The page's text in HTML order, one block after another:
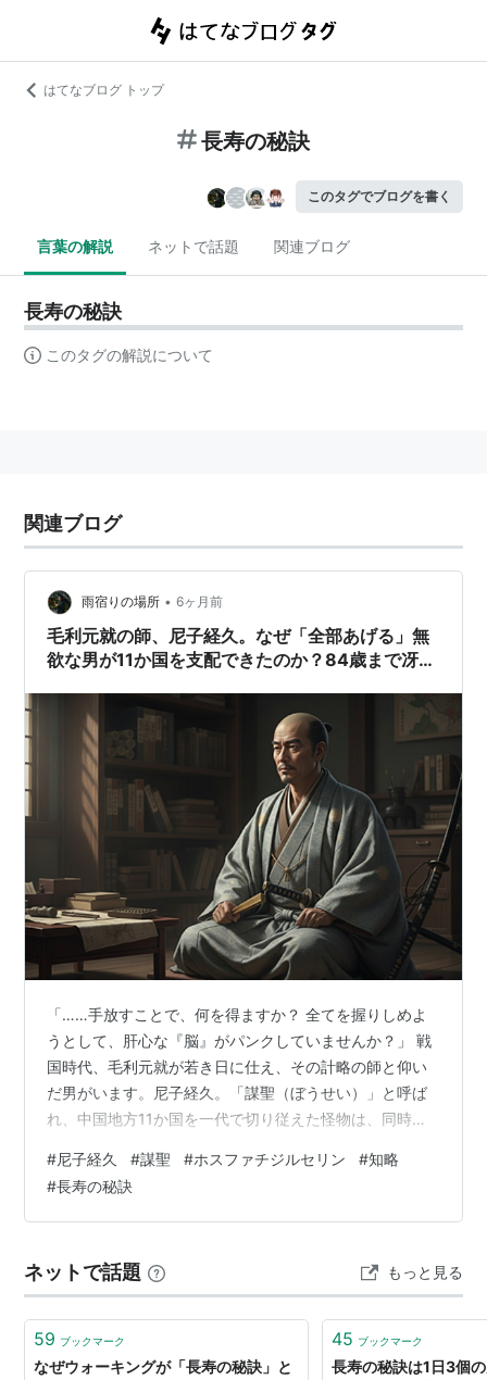
はてなブログ トップ
長寿の秘訣
このタグでブログを書く
言葉の解説 ネットで話題 関連ブログ
長寿の秘訣
このタグの解説について
関連ブログ
雨宿りの場所 • 6ヶ月前
毛利元就の師、尼子経久。なぜ「全部あげる」無
欲な男が11か国を支配できたのか？84歳まで冴え
「……手放すことで、何を得ますか？ 全てを握りしめよ
うとして、肝心な『脳』がパンクしていませんか？」 戦
国時代、毛利元就が若き日に仕え、その計略の師と仰い
だ男がいます。尼子経久。「謀聖（ぼうせい）」と呼ば
れ、中国地方11か国を一代で切り従えた怪物は、同時に
分の持ち物を褒めれば即座に与え、冬には大切な松の木
を薪にして部下を温める。亡くなる時、手元には何も残
っていなかったと言います。
#尼子経久 #謀聖 #ホスファチジルセリン #知略
#長寿の秘訣
ネットで話題 もっと見る
59 ブックマーク
なぜウォーキングが「長寿の秘訣」と
45 ブックマーク
長寿の秘訣は1日3個